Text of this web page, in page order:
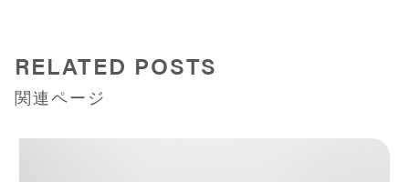
RELATED POSTS
関連ページ